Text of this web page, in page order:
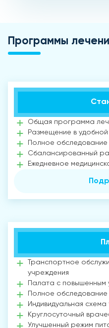
Программы
Общая программа
Размещение в
Полное обследование
Сбалансированный
Ежедневное
Транспортное
учреждения
Палата с повышенным
Полное обследование
Индивидуальная
Круглосуточный
Улучшенный режим